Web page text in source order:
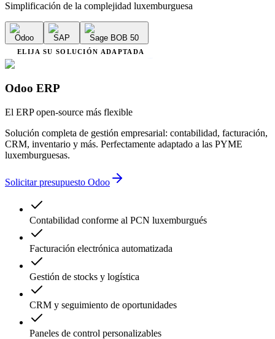
Simplificación de la complejidad luxemburguesa
Odoo SAP Sage BOB 50
ELIJA SU SOLUCIÓN ADAPTADA
Odoo ERP
El ERP open-source más flexible
Solución completa de gestión empresarial: contabilidad, facturación,
CRM, inventario y más. Perfectamente adaptado a las PYME
luxemburguesas.
Solicitar presupuesto Odoo
Contabilidad conforme al PCN luxemburgués
Facturación electrónica automatizada
Gestión de stocks y logística
CRM y seguimiento de oportunidades
Paneles de control personalizables